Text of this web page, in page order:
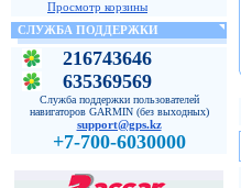
Просмотр корзины
СЛУЖБА ПОДДЕРЖКИ
216743646
635369569
Служба поддержки пользователей
навигаторов GARMIN (без выходных)
support@gps.kz
+7-700-6030000